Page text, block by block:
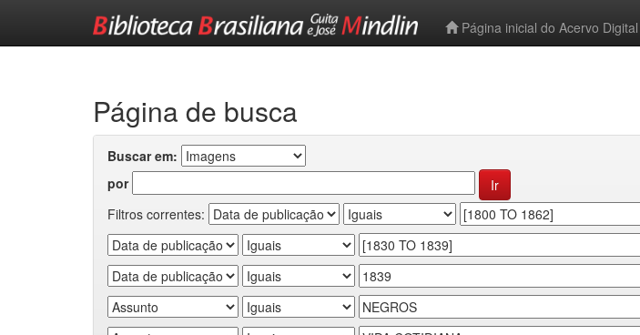
Página inicial do Acervo Digital
Página de busca
Buscar em:
por
Filtros correntes: